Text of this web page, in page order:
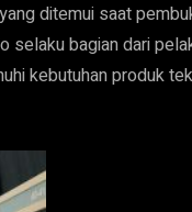
ditemui saat
bagian dari
kebutuhan produk